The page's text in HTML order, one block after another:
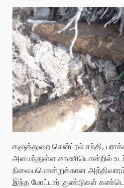
களுத்துறை சென்ட்ரல் சந்தி,
அமைந்துள்ள காணியொன்றில்
நிலையமொன்றுக்கான
இந்த மோட்டார் குண்டுகள்